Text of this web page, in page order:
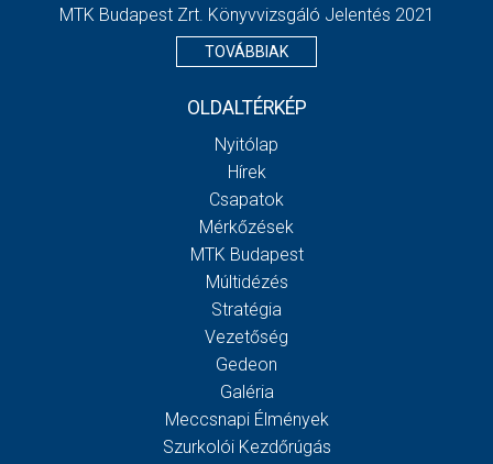
MTK Budapest Zrt. Könyvvizsgáló Jelentés 2021
TOVÁBBIAK
OLDALTÉRKÉP
Nyitólap
Hírek
Csapatok
Mérkőzések
MTK Budapest
Múltidézés
Stratégia
Vezetőség
Gedeon
Galéria
Meccsnapi Élmények
Szurkolói Kezdőrúgás